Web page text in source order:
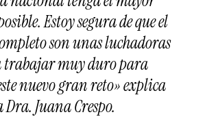
Estoy segura de que el
son unas luchadoras
trabajar muy duro para
nuevo gran reto» explica
Dra. Juana Crespo.